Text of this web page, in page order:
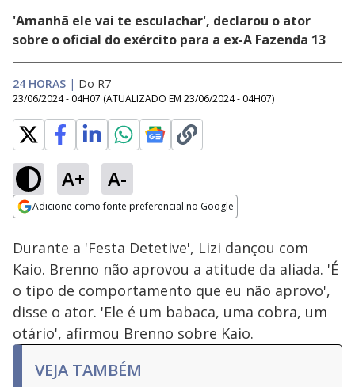
'Amanhã ele vai te esculachar', declarou o ator
sobre o oficial do exército para a ex-A Fazenda 13
24 HORAS | Do R7
23/06/2024 - 04H07 (ATUALIZADO EM 23/06/2024 - 04H07)
A+ A-
Adicione como fonte preferencial no Google
Ativar
Loaded
13.61%
Durante a 'Festa Detetive', Lizi dançou com
Kaio. Brenno não aprovou a atitude da aliada. 'É
o tipo de comportamento que eu não aprovo',
disse o ator. 'Ele é um babaca, uma cobra, um
otário', afirmou Brenno sobre Kaio.
VEJA TAMBÉM